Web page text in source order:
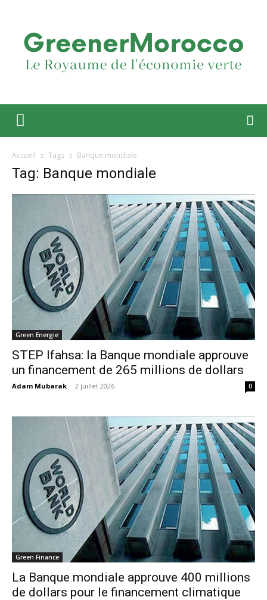
Accueil Tags Banque mondiale
Tag: Banque mondiale
Green Energie
STEP Ifahsa: la Banque mondiale approuve
un financement de 265 millions de dollars
Adam Mubarak - 2 juillet 2026 0
Green Finance
La Banque mondiale approuve 400 millions
de dollars pour le financement climatique